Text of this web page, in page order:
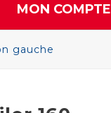
MON COMPTE
gauche